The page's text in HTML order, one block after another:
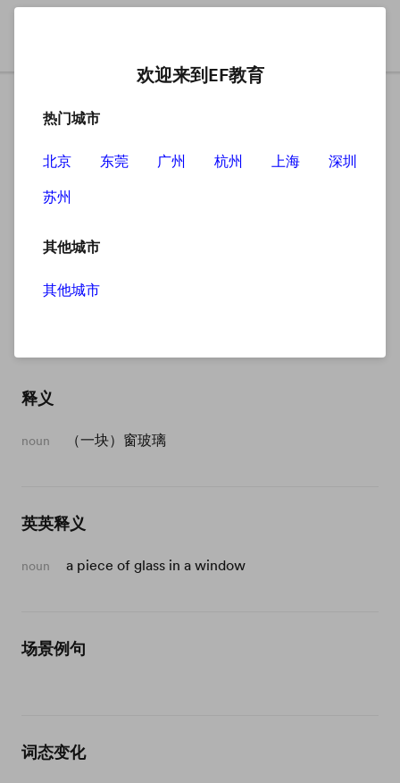
windowpane
释义
noun （一块）窗玻璃
英英释义
noun a piece of glass in a window
场景例句
词态变化
欢迎来到EF教育
热门城市
北京 东莞 广州 杭州 上海
深圳
苏州
其他城市
其他城市